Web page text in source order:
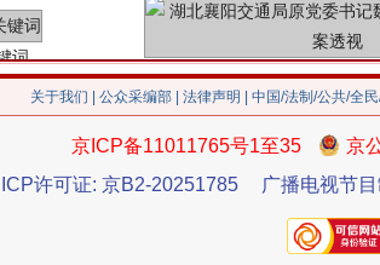
关于我们 公众采编部 法律声明 | 中国/法制/公共/全
京ICP备11011765号1至35
京
ICP许可证: 京B2-20251785
广播电视节